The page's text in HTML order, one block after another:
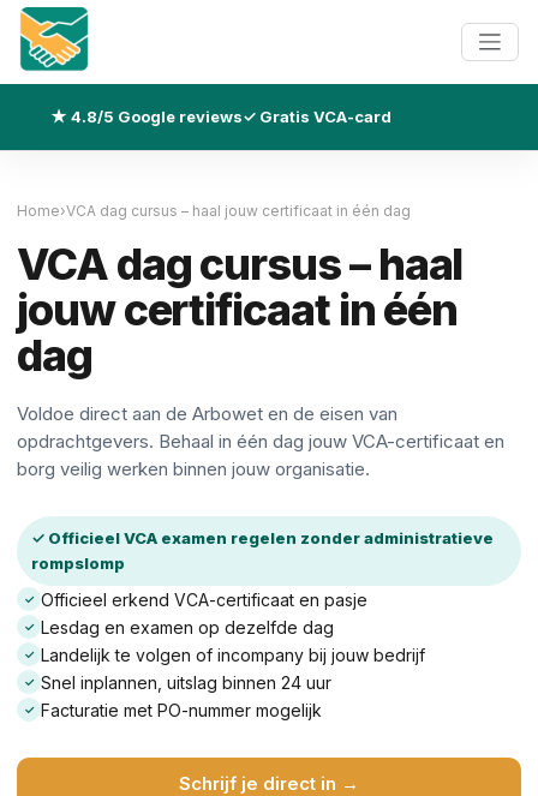
★ 4.8/5 Google reviews✓ Gratis VCA-card
Home›VCA dag cursus – haal jouw certificaat in één dag
VCA dag cursus – haal
jouw certificaat in één
dag
Voldoe direct aan de Arbowet en de eisen van
opdrachtgevers. Behaal in één dag jouw VCA-certificaat en
borg veilig werken binnen jouw organisatie.
✓ Officieel VCA examen regelen zonder administratieve
rompslomp
✓ Officieel erkend VCA-certificaat en pasje
✓ Lesdag en examen op dezelfde dag
✓ Landelijk te volgen of incompany bij jouw bedrijf
✓ Snel inplannen, uitslag binnen 24 uur
✓ Facturatie met PO-nummer mogelijk
Schrijf je direct in →